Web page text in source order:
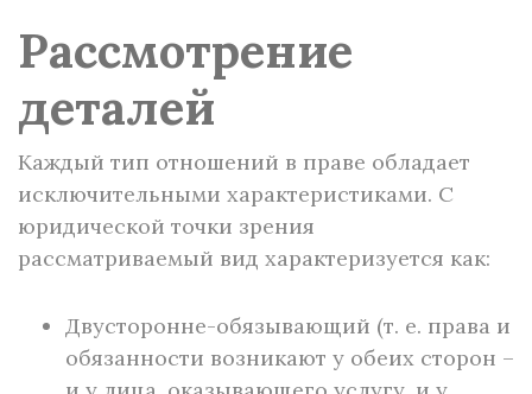
Рассмотрение
деталей
Каждый тип отношений в праве обладает
исключительными характеристиками. С
юридической точки зрения
рассматриваемый вид характеризуется как:
Двусторонне-обязывающий (т. е. права и
обязанности возникают у обеих сторон –